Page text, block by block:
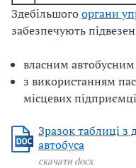
Здебільшогооргани
забезпечують
власним
з використанням
місцевих
Зразок таблиці з
автобуса
скачати docx